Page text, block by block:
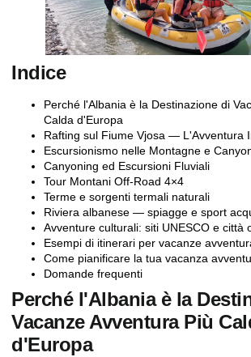
Indice
Perché l'Albania è la Destinazione di
Calda d'Europa
Rafting sul Fiume Vjosa — L'Avventura
Escursionismo nelle Montagne e
Canyoning ed Escursioni Fluviali
Tour Montani Off-Road 4×4
Terme e sorgenti termali naturali
Riviera albanese — spiagge e sport
Avventure culturali: siti UNESCO e città
Esempi di itinerari per vacanze
Come pianificare la tua vacanza
Domande frequenti
Perché l'Albania è la
Vacanze Avventura Più
d'Europa